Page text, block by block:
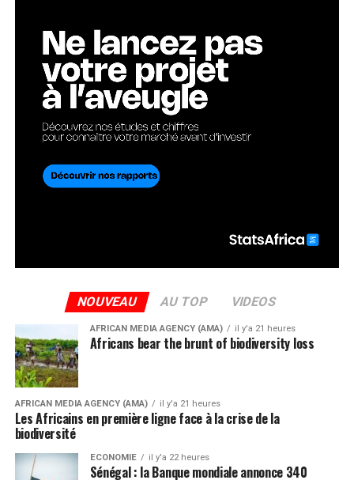
NOUVEAU AU TOP VIDEOS
AFRICAN MEDIA AGENCY (AMA) il y'a 21 heures
Africans bear the brunt of biodiversity loss
AFRICAN MEDIA AGENCY (AMA) il y'a 21 heures
Les Africains en première ligne face à la crise de la
biodiversité
ECONOMIE il y'a 22 heures
Sénégal : la Banque mondiale annonce 340